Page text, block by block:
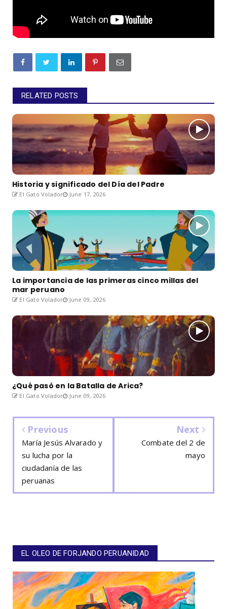
RELATED POSTS
Historia y significado del Día del Padre
El Gato Volador June 17, 2026
La importancia de las primeras cinco millas del
mar peruano
El Gato Volador June 09, 2026
¿Qué pasó en la Batalla de Arica?
El Gato Volador June 09, 2026
Previous
María Jesús Alvarado y
su lucha por la
ciudadanía de las
peruanas
Next
Combate del 2 de
mayo
EL OLEO DE FORJANDO PERUANIDAD